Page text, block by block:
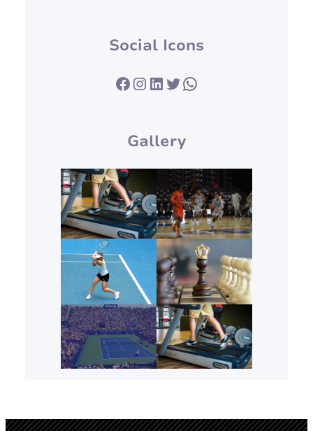
Social Icons
Facebook InstagramLinkedIn Twitter WhatsApp
Gallery